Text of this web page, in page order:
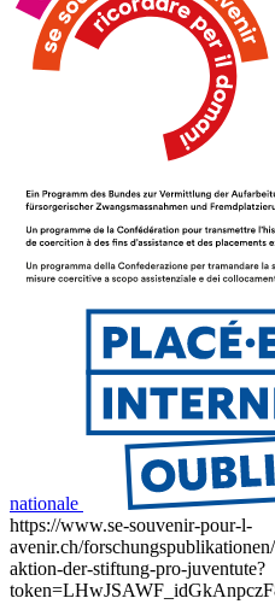
nationale
https://www.se-souvenir-pour-l-
avenir.ch/
aktion-der-stiftung-pro-juventute?